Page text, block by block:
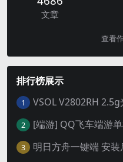
文章
查看
排行榜展示
1
2
3 明日方舟一键端 安